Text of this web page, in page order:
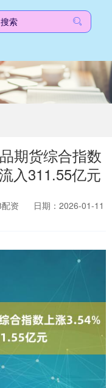
期货综合指数
入311.55亿元
资
日期：2026-01-11